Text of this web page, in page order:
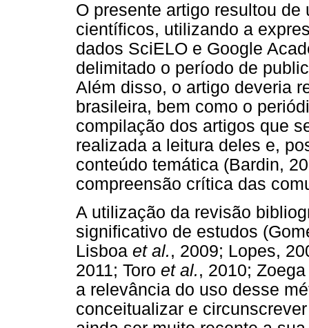
O presente artigo resultou
científicos, utilizando a
dados SciELO e Google
delimitado o período de
Além disso, o artigo deveria
brasileira, bem como o
compilação dos artigos que
realizada a leitura deles e,
conteúdo temática (Bardin,
compreensão crítica das
A utilização da revisão
significativo de estudos
Lisboa et al., 2009; Lopes,
2011; Toro et al., 2010;
a relevância do uso desse
conceitualizar e